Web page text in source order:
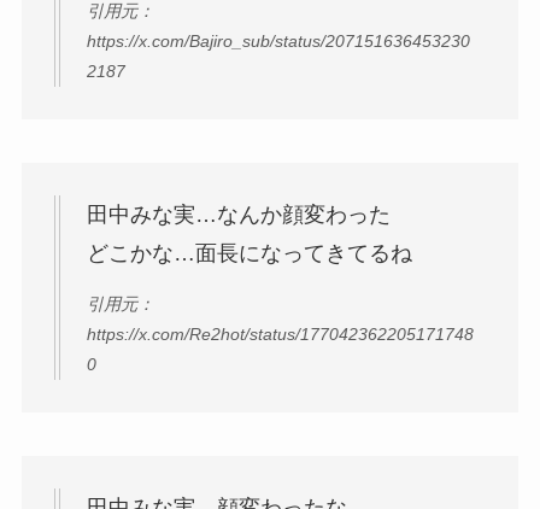
引用元：
https://x.com/Bajiro_sub/status/207151636453230
2187
田中みな実…なんか顔変わった
どこかな…面長になってきてるね
引用元：
https://x.com/Re2hot/status/177042362205171748
0